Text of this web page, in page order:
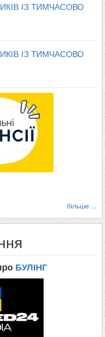
ІЗ ТИМЧАСОВО
ІЗ ТИМЧАСОВО
більше ...
БУЛІНГ